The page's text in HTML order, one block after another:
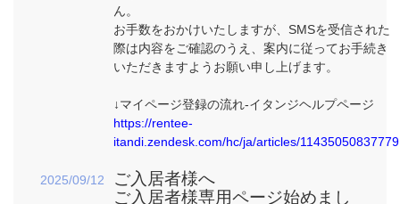
ん。
お手数をおかけいたしますが、SMSを受信された
際は内容をご確認のうえ、案内に従ってお手続き
いただきますようお願い申し上げます。
↓マイページ登録の流れ-イタンジヘルプページ
https://rentee-
itandi.zendesk.com/hc/ja/articles/11435050837779
2025/09/12
ご入居者様へ
ご入居者様専用ページ始めまし